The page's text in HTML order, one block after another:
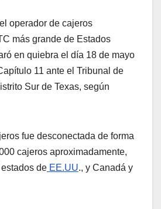
operador de cajeros
más grande de Estados
en quiebra el día 18 de mayo
11 ante el Tribunal de
Sur de Texas, según
fue desconectada de forma
cajeros aproximadamente,
de EE.UU., y Canadá y